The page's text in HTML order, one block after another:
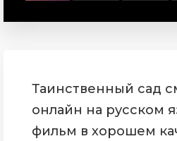
Таинственный сад
онлайн на русском
фильм в хорошем